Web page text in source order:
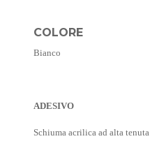
COLORE
Bianco
ADESIVO
Schiuma acrilica ad alta tenuta